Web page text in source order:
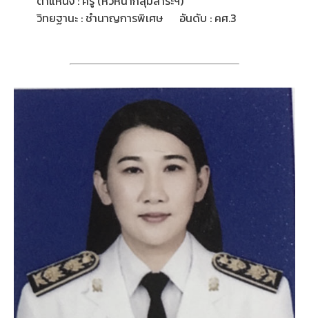
วิทยฐานะ : ชำนาญการพิเศษ อันดับ : คศ.3